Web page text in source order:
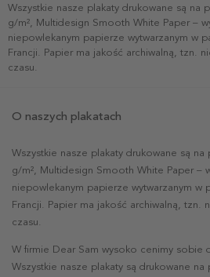
Wszystkie nasze plakaty drukowane są na
g/m², Multidesign Smooth White Paper –
niepowlekanym papierze wytwarzanym w
Francji. Papier ma jakość archiwalną, tzn.
czasu.
O naszych plakatach
Wszystkie nasze plakaty drukowane są
g/m², Multidesign Smooth White Paper –
niepowlekanym papierze wytwarzanym w
Francji. Papier ma jakość archiwalną, tzn.
czasu.
W firmie Dear Sam wysoko cenimy sobie
Wszystkie nasze plakaty są drukowane